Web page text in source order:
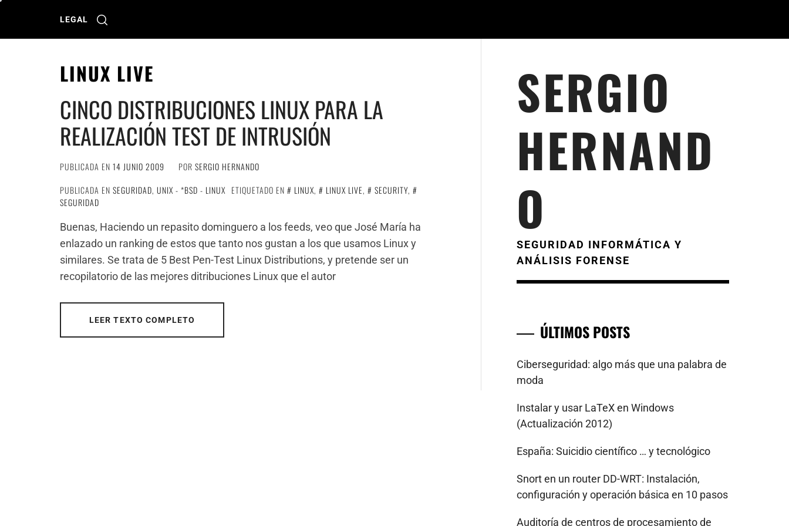
LEGAL
LINUX LIVE
CINCO DISTRIBUCIONES LINUX PARA LA
REALIZACIÓN TEST DE INTRUSIÓN
PUBLICADA EN 14 JUNIO 2009 POR SERGIO HERNANDO
PUBLICADA EN SEGURIDAD, UNIX - *BSD - LINUX ETIQUETADO EN LINUX, LINUX LIVE, SECURITY,
SEGURIDAD
Buenas, Haciendo un repasito dominguero a los feeds, veo que José María ha
enlazado un ranking de estos que tanto nos gustan a los que usamos Linux y
similares. Se trata de 5 Best Pen-Test Linux Distributions, y pretende ser un
recopilatorio de las mejores ditribuciones Linux que el autor
LEER TEXTO COMPLETO
SERGIO
HERNAND
O
SEGURIDAD INFORMÁTICA Y
ANÁLISIS FORENSE
ÚLTIMOS POSTS
Ciberseguridad: algo más que una palabra de
moda
Instalar y usar LaTeX en Windows
(Actualización 2012)
España: Suicidio científico … y tecnológico
Snort en un router DD-WRT: Instalación,
configuración y operación básica en 10 pasos
Auditoría de centros de procesamiento de